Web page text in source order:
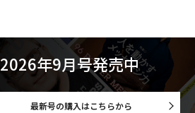
2026年9月号発売中
最新号の購入はこちらから